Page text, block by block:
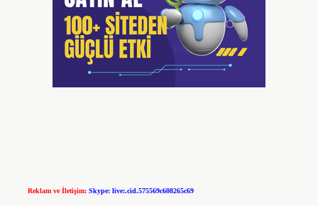
Reklam ve İletişim: Skype: live:.cid.575569c608265c69